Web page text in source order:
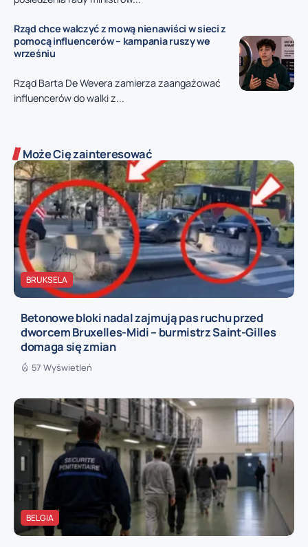
Rząd chce walczyć z mową nienawiści w sieci z
pomocą influencerów – kampania ruszy we
wrześniu
Rząd Barta De Wevera zamierza zaangażować
influencerów do walki z...
Może Cię zainteresować
BRUKSELA
Betonowe bloki nadal zajmują pas ruchu przed
dworcem Bruxelles-Midi – burmistrz Saint-Gilles
domaga się zmian
57 Wyświetleń
BELGIA